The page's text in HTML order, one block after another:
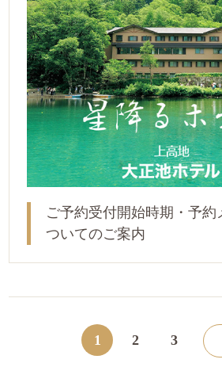
ご予約受付開始時期・予約
ついてのご案内
1 2 3